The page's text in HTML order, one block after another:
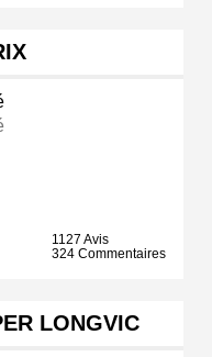
1127 Avis
324 Commentaires
LONGVIC